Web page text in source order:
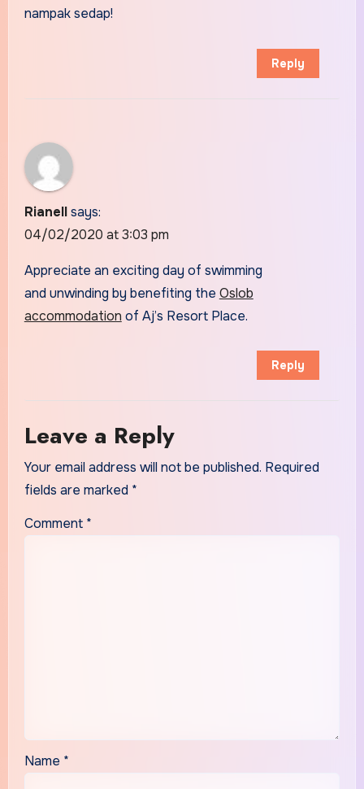
nampak sedap!
Reply
Rianell says:
04/02/2020 at 3:03 pm
Appreciate an exciting day of swimming
and unwinding by benefiting the Oslob
accommodation of Aj’s Resort Place.
Reply
Leave a Reply
Your email address will not be published. Required
fields are marked *
Comment *
Name *